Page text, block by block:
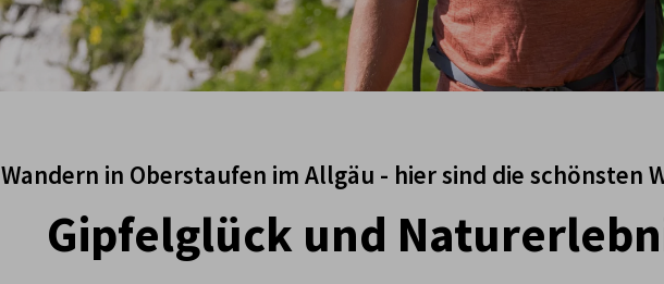
Wandern in Oberstaufen im Allgäu - hier sind die schönsten
Gipfelglück und